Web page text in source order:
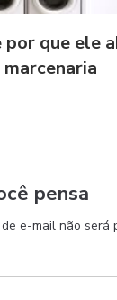
por que ele
pensa
e-mail não será